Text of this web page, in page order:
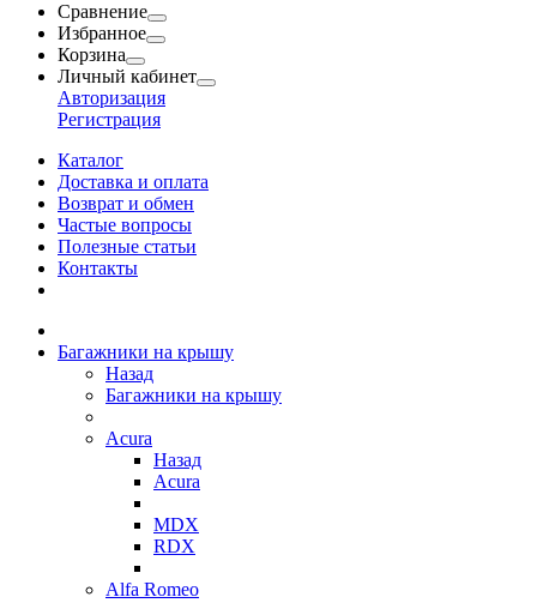
Сравнение
Избранное
Корзина
Личный кабинет
Авторизация
Регистрация
Каталог
Доставка и оплата
Возврат и обмен
Частые вопросы
Полезные статьи
Контакты
Багажники на крышу
Назад
Багажники на крышу
Acura
Назад
Acura
MDX
RDX
Alfa Romeo